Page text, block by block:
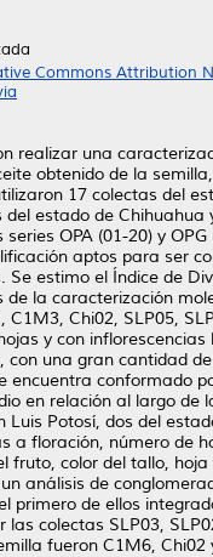
Commons Attribution
realizar una
obtenido de la
17 colectas del
estado de
OPA (01-20) y
aptos para ser
estimo el Índice de
la caracterización
Chi02, SLP05,
y con
una gran cantidad
encuentra conformado
en relación al largo
Luis Potosí, dos del
a floración, número de
fruto, color del tallo,
análisis de
primero de ellos
las colectas SLP03,
fueron C1M6,